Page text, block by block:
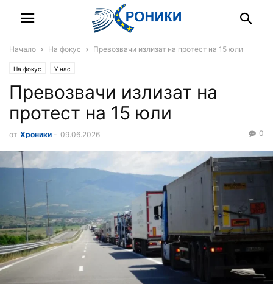
Начало На фокус Превозвачи излизат на протест на 15 юли
На фокус У нас
Превозвачи излизат на
протест на 15 юли
от Хроники - 09.06.2026 0